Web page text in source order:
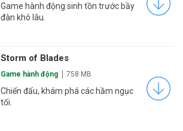
Game hành động sinh tồn trước bầy
đàn khô lâu.
Storm of Blades
Game hành động 758 MB
Chiến đấu, khám phá các hầm ngục
tối.